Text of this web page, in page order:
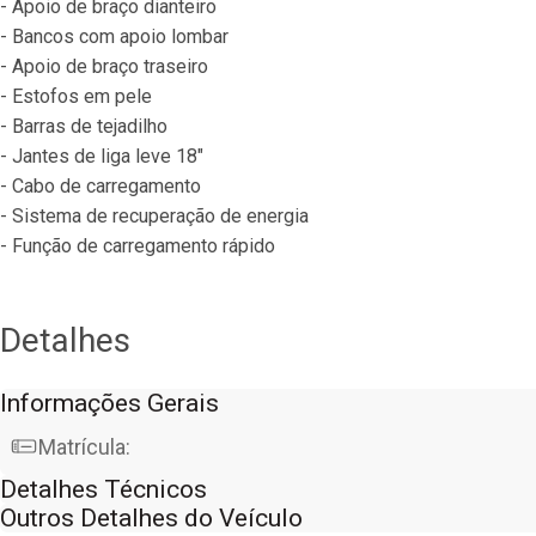
- Apoio de braço dianteiro
- Bancos com apoio lombar
- Apoio de braço traseiro
- Estofos em pele
- Barras de tejadilho
- Jantes de liga leve 18"
- Cabo de carregamento
- Sistema de recuperação de energia
- Função de carregamento rápido
Detalhes
Informações Gerais
Matrícula:
Detalhes Técnicos
Outros Detalhes do Veículo